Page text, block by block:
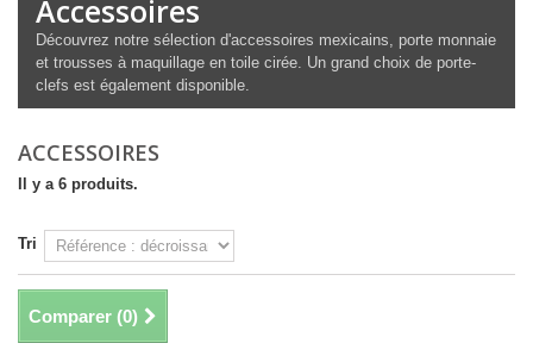
Accessoires
Découvrez notre sélection d'accessoires mexicains, porte monnaie
et trousses à maquillage en toile cirée. Un grand choix de porte-
clefs est également disponible.
ACCESSOIRES
Il y a 6 produits.
Tri
Comparer (0)